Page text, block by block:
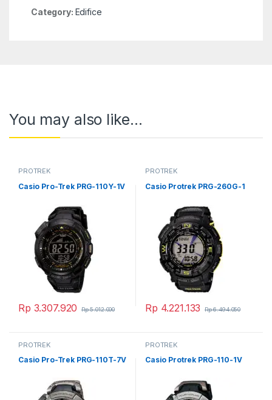
Category: Edifice
You may also like…
PROTREK
Casio Pro-Trek PRG-110Y-1V
Rp 3.307.920 Rp5.012.000
PROTREK
Casio Protrek PRG-260G-1
Rp 4.221.133 Rp6.494.050
PROTREK
Casio Pro-Trek PRG-110T-7V
PROTREK
Casio Protrek PRG-110-1V